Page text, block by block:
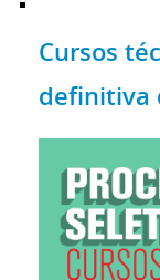
Cursos
definitiva